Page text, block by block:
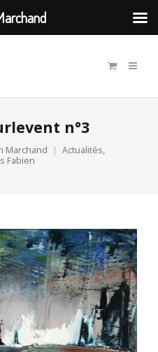
n°3
Marchand Actualités,
Fabien